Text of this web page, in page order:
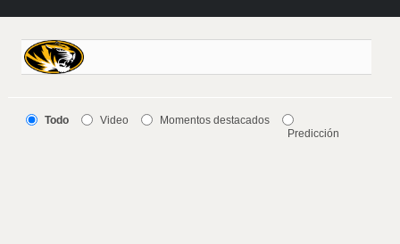
Todo Video
Momentos destacados
Predicción